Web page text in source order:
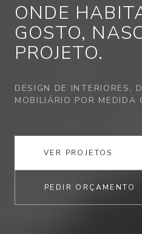
ONDE
GOSTO,
PROJETO.
DESIGN DE INTERIORES,
MOBILIÁRIO POR MEDIDA
VER PROJETOS
PEDIR ORÇAMENTO